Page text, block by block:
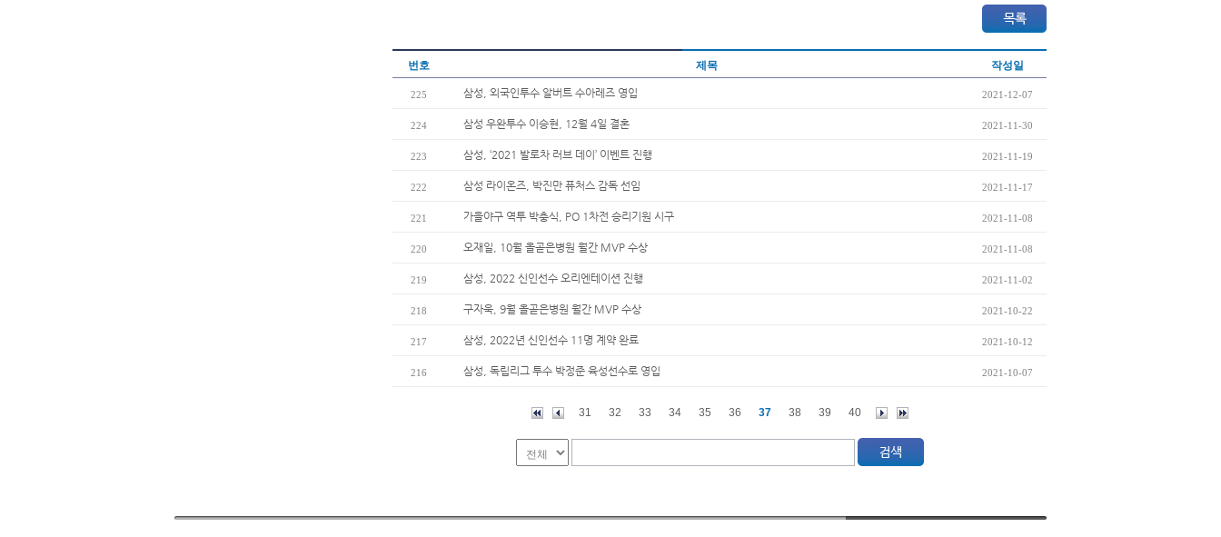
번호 제목 작성일
225 삼성, 외국인투수 알버트 수아레즈 영입 2021-12-07
224 삼성 우완투수 이승현, 12월 4일 결혼 2021-11-30
223 삼성, ‘2021 발로차 러브 데이’ 이벤트 진행 2021-11-19
222 삼성 라이온즈, 박진만 퓨처스 감독 선임 2021-11-17
221 가을야구 역투 박충식, PO 1차전 승리기원 시구 2021-11-08
220 오재일, 10월 올곧은병원 월간 MVP 수상 2021-11-08
219 삼성, 2022 신인선수 오리엔테이션 진행 2021-11-02
218 구자욱, 9월 올곧은병원 월간 MVP 수상 2021-10-22
217 삼성, 2022년 신인선수 11명 계약 완료 2021-10-12
216 삼성, 독립리그 투수 박정준 육성선수로 영입 2021-10-07
31 32 33 34 35 36 37 38 39 40